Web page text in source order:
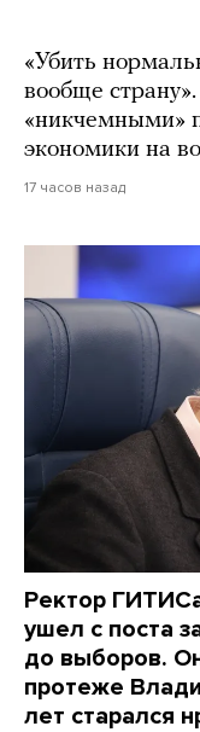
«Убить
вообще
«никчемными»
экономики на
17 часов назад
Ректор
ушел с поста
до выборов.
протеже
лет старался